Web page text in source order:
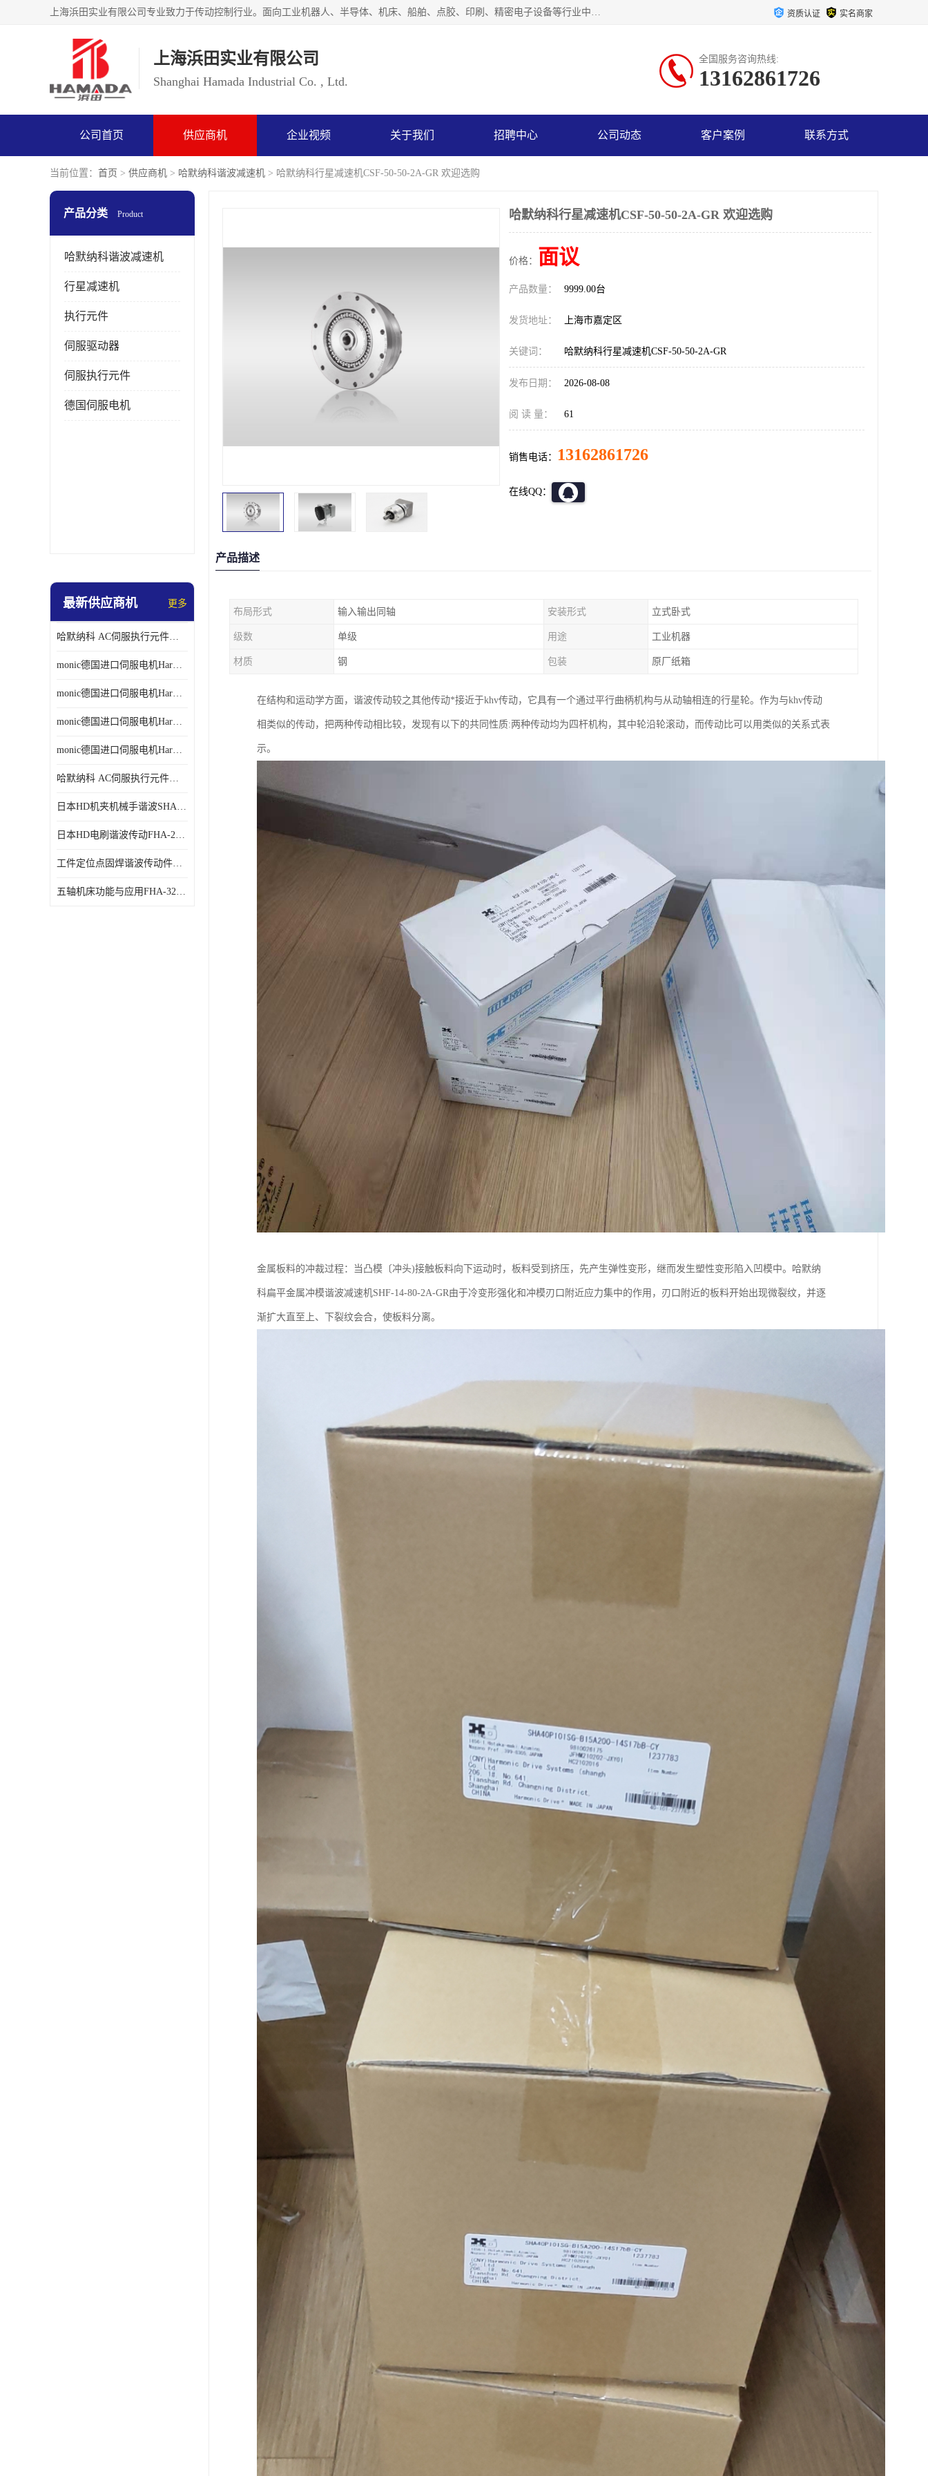
上海浜田实业有限公司专业致力于传动控制行业。面向工业机器人、半导体、机床、船舶、点胶、印刷、精密电子设备等行业中的运动控制技术。为日本哈默纳科（HarmonicDrive简称HD）中国地区定代理商，其生产的HarmonicDrive谐波减速机，具有轻量、小型、传动效率高、减速范围广、精度高等特点，被广泛应用于各种传动系统中。完善的技术，完善的售后，让您的选择无后顾之忧，欢迎您的来电洽谈！ 资质认证 实名商家
上海浜田实业有限公司
Shanghai Hamada Industrial Co. , Ltd.
全国服务咨询热线:
13162861726
公司首页 供应商机 企业视频 关于我们 招聘中心 公司动态 客户案例 联系方式
当前位置： 首页 > 供应商机 > 哈默纳科谐波减速机 > 哈默纳科行星减速机CSF-50-50-2A-GR 欢迎选购
产品分类 Product
哈默纳科谐波减速机
行星减速机
执行元件
伺服驱动器
伺服执行元件
德国伺服电机
最新供应商机 更多
哈默纳科 AC伺服执行元件扁平型SHA系列 议价
monic德国进口伺服电机Har中国总代理单价
monic德国进口伺服电机Har中国总代理代理
monic德国进口伺服电机Har中国总代理公司
monic德国进口伺服电机Har中国总代理供应
哈默纳科 AC伺服执行元件扁平型SHA系列
日本HD机夹机械手谐波SHA32A120CG-B12B
日本HD电刷谐波传动FHA-25C-50-E250-C
工件定位点固焊谐波传动件哈默纳科CSF-45-100-2UH
五轴机床功能与应用FHA-32C-50-US250
哈默纳科行星减速机CSF-50-50-2A-GR 欢迎选购
价格： 面议
产品数量： 9999.00台
发货地址： 上海市嘉定区
关键词： 哈默纳科行星减速机CSF-50-50-2A-GR
发布日期： 2026-08-08
阅 读 量： 61
销售电话： 13162861726
在线QQ：
产品描述
布局形式 输入输出同轴 安装形式 立式卧式
级数 单级 用途 工业机器
材质 钢 包装 原厂纸箱
在结构和运动学方面，谐波传动较之其他传动*接近于khv传动，它具有一个通过平行曲柄机构与从动轴相连的行星轮。作为与khv传动
相类似的传动，把两种传动相比较，发现有以下的共同性质:两种传动均为四杆机构，其中轮沿轮滚动，而传动比可以用类似的关系式表
示。
金属板料的冲裁过程：当凸模〔冲头)接触板料向下运动时，板料受到挤压，先产生弹性变形，继而发生塑性变形陷入凹模中。哈默纳
科扁平金属冲模谐波减速机SHF-14-80-2A-GR由于冷变形强化和冲模刃口附近应力集中的作用，刃口附近的板料开始出现微裂纹，并逐
渐扩大直至上、下裂纹会合，使板料分离。